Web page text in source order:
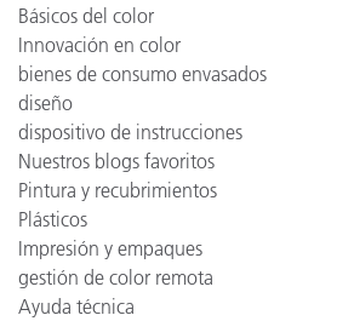
Básicos del color
Innovación en color
bienes de consumo envasados
diseño
dispositivo de instrucciones
Nuestros blogs favoritos
Pintura y recubrimientos
Plásticos
Impresión y empaques
gestión de color remota
Ayuda técnica